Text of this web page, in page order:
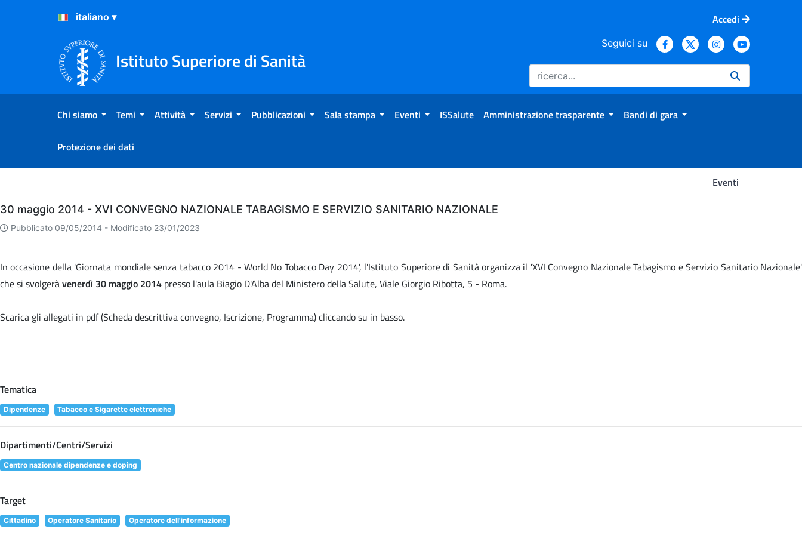
Salta al Contenuto
Salta al Footer
Accedi
Istituto Superiore di Sanità
Seguici su
Chi siamo Temi Attività Servizi Pubblicazioni Sala stampa Eventi ISSalute Amministrazione trasparente Bandi di gara
Protezione dei dati
Eventi
Eventi
30 maggio 2014 - XVI CONVEGNO NAZIONALE TABAGISMO E SERVIZIO SANITARIO NAZIONALE
Pubblicato 09/05/2014 - Modificato 23/01/2023
In occasione della 'Giornata mondiale senza tabacco 2014 - World No Tobacco Day 2014', l'Istituto Superiore di Sanità organizza il 'XVI Convegno Nazionale Tabagismo e Servizio Sanitario Nazionale'
che si svolgeràvenerdì 30 maggio 2014 presso l'aula Biagio D'Alba del Ministero della Salute, Viale Giorgio Ribotta, 5 - Roma.
Scarica gli allegati in pdf (Scheda descrittiva convegno, Iscrizione, Programma) cliccando su in basso.
Tematica
Dipendenze Tabacco e Sigarette elettroniche
Dipartimenti/Centri/Servizi
Centro nazionale dipendenze e doping
Target
Cittadino Operatore Sanitario Operatore dell'informazione